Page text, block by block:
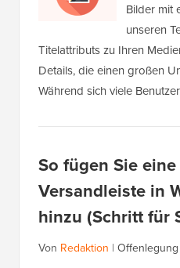
Bilder mit
unseren
Titelattributs zu Ihren
Details, die einen großen
Während sich viele
So fügen Sie
Versandleiste in
hinzu (Schritt für
Von Redaktion |